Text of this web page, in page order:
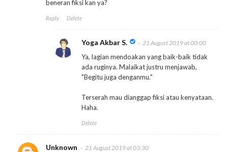
beneran fiksi kan ya?
Reply Delete
Yoga Akbar S. 21 August 2019 at 00:00
Ya, lagian mendoakan yang baik-baik tidak
ada ruginya. Malaikat justru menjawab,
"Begitu juga denganmu."
Terserah mau dianggap fiksi atau kenyataan.
Haha.
Delete
Unknown 21 August 2019 at 03:30